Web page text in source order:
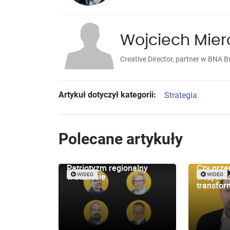
Wojciech
Creative Director, partner w BNA
Artykuł dotyczył kategorii: Strategia
Polecane artykuły
Patriotyzm regionalny
w biznesie
WIDEO
Czy
WIDEO